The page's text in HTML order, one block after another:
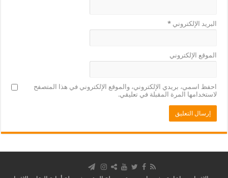
البريد الإلكتروني*
الموقع الإلكتروني
احفظ اسمي، بريدي الإلكتروني، والموقع الإلكتروني في هذا المتصفح
لاستخدامها المرة المقبلة في تعليقي.